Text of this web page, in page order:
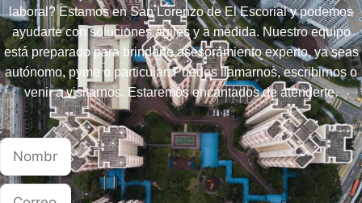
laboral? Estamos en San Lorenzo de El Escorial y podemos
ayudarte con soluciones ágiles y a medida. Nuestro equipo
está preparado para brindarte asesoramiento experto, ya seas
autónomo, pyme o particular. Puedes llamarnos, escribirnos o
venir a visitarnos. Estaremos encantados de atenderte.